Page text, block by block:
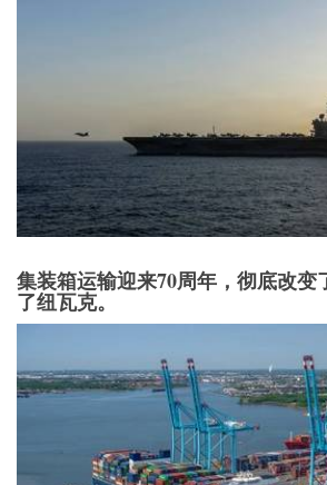
集装箱运输迎来70周年，彻底改变
了纽瓦克。